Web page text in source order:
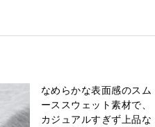
なめらかな表面感のスム
ーススウェット素材で、
カジュアルすぎず上品な